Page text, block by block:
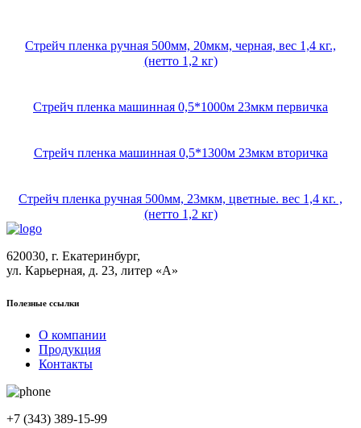
Стрейч пленка ручная 500мм, 20мкм, черная, вес 1,4 кг.,
(нетто 1,2 кг)
Стрейч пленка машинная 0,5*1000м 23мкм первичка
Стрейч пленка машинная 0,5*1300м 23мкм вторичка
Стрейч пленка ручная 500мм, 23мкм, цветные. вес 1,4 кг. ,
(нетто 1,2 кг)
620030, г. Екатеринбург,
ул. Карьерная, д. 23, литер «А»
Полезные ссылки
О компании
Продукция
Контакты
+7 (343) 389-15-99